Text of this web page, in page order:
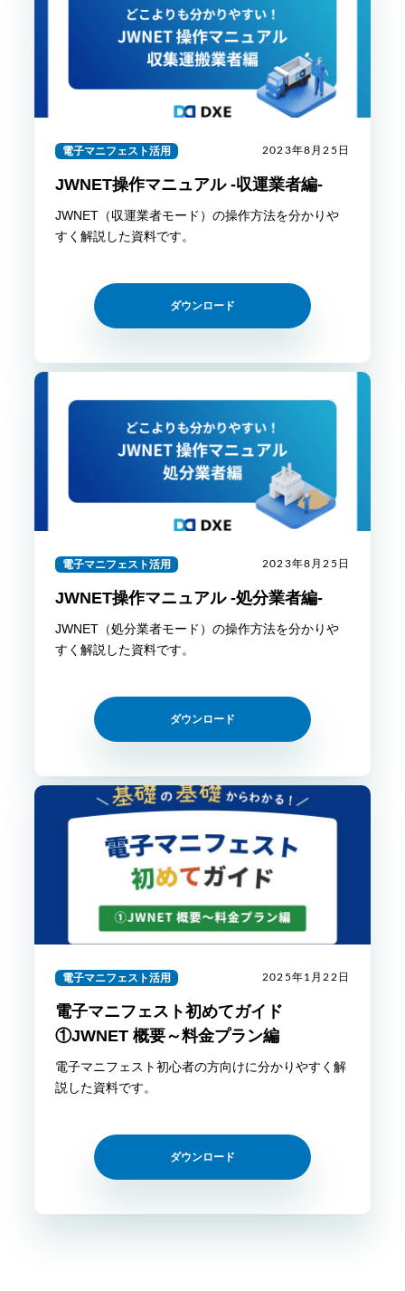
電子マニフェスト活用 2023年8月25日
JWNET操作マニュアル -収運業者編-
JWNET（収運業者モード）の操作方法を分かりや
すく解説した資料です。
ダウンロード
電子マニフェスト活用 2023年8月25日
JWNET操作マニュアル -処分業者編-
JWNET（処分業者モード）の操作方法を分かりや
すく解説した資料です。
ダウンロード
電子マニフェスト活用 2025年1月22日
電子マニフェスト初めてガイド
①JWNET 概要～料金プラン編
電子マニフェスト初心者の方向けに分かりやすく解
説した資料です。
ダウンロード